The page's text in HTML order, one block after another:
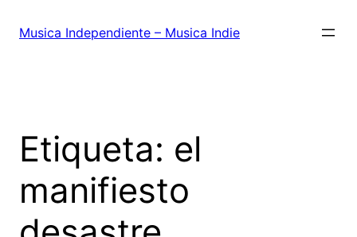
Musica Independiente – Musica Indie
Etiqueta: el
manifiesto